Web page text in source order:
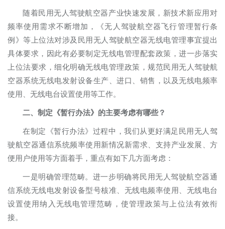
随着民用无人驾驶航空器产业快速发展，新技术新应用对
频率使用需求不断增加，《无人驾驶航空器飞行管理暂行条
例》等上位法对涉及民用无人驾驶航空器无线电管理事宜提出
具体要求，因此有必要制定无线电管理配套政策，进一步落实
上位法要求，细化明确无线电管理政策，规范民用无人驾驶航
空器系统无线电发射设备生产、进口、销售，以及无线电频率
使用、无线电台设置使用等工作。
二、制定《暂行办法》的主要考虑有哪些？
在制定《暂行办法》过程中，我们从更好满足民用无人驾
驶航空器通信系统频率使用新情况新需求、支持产业发展、方
便用户使用等方面着手，重点有如下几方面考虑：
一是明确管理范畴。进一步明确将民用无人驾驶航空器通
信系统无线电发射设备型号核准、无线电频率使用、无线电台
设置使用纳入无线电管理范畴，使管理政策与上位法有效衔
接。